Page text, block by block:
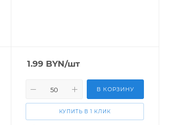
1.99 BYN/шт
В КОРЗИНУ
КУПИТЬ В 1 КЛИК